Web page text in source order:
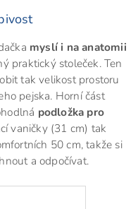
myslí i na anatomii
praktický stoleček. Ten
tak velikost prostoru
pejska. Horní část
podložka pro
vaničky (31 cm) tak
50 cm, takže si
a odpočívat.